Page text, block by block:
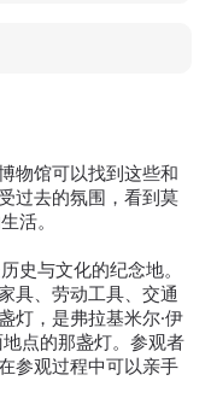
物馆可以找到这些和
过去的氛围，看到莫
活。
史与文化的纪念地。
具、劳动工具、交通
灯，是弗拉基米尔·伊
点的那盏灯。参观者
参观过程中可以亲手